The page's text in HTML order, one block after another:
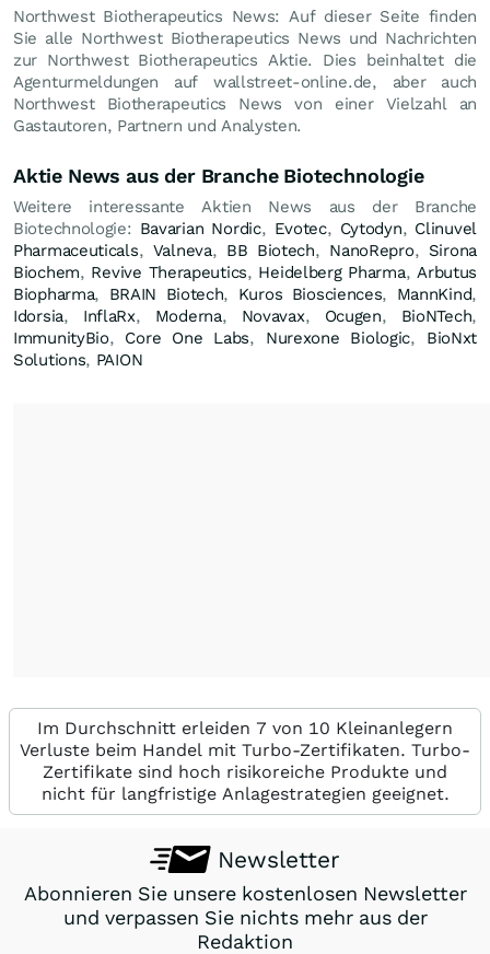
Northwest Biotherapeutics News: Auf dieser Seite finden
Sie alle Northwest Biotherapeutics News und Nachrichten
zur Northwest Biotherapeutics Aktie. Dies beinhaltet die
Agenturmeldungen auf wallstreet-online.de, aber auch
Northwest Biotherapeutics News von einer Vielzahl an
Gastautoren, Partnern und Analysten.
Aktie News aus der Branche Biotechnologie
Weitere interessante Aktien News aus der Branche
Biotechnologie: Bavarian Nordic, Evotec, Cytodyn, Clinuvel
Pharmaceuticals, Valneva, BB Biotech, NanoRepro, Sirona
Biochem, Revive Therapeutics, Heidelberg Pharma,Arbutus
Biopharma, BRAIN Biotech, Kuros Biosciences, MannKind,
Idorsia, InflaRx, Moderna, Novavax, Ocugen, BioNTech,
ImmunityBio, Core One Labs, Nurexone Biologic, BioNxt
Solutions, PAION
Im Durchschnitt erleiden 7 von 10 Kleinanlegern
Verluste beim Handel mit Turbo-Zertifikaten. Turbo-
Zertifikate sind hoch risikoreiche Produkte und
nicht für langfristige Anlagestrategien geeignet.
Newsletter
Abonnieren Sie unsere kostenlosen Newsletter
und verpassen Sie nichts mehr aus der
Redaktion